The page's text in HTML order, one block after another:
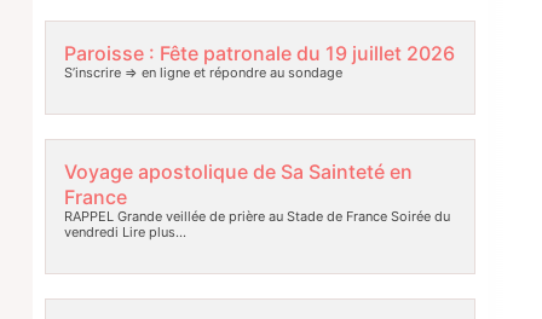
Paroisse : Fête patronale du 19 juillet 2026
S’inscrire => en ligne et répondre au sondage
Voyage apostolique de Sa Sainteté en
France
RAPPEL Grande veillée de prière au Stade de France Soirée du
vendredi Lire plus…